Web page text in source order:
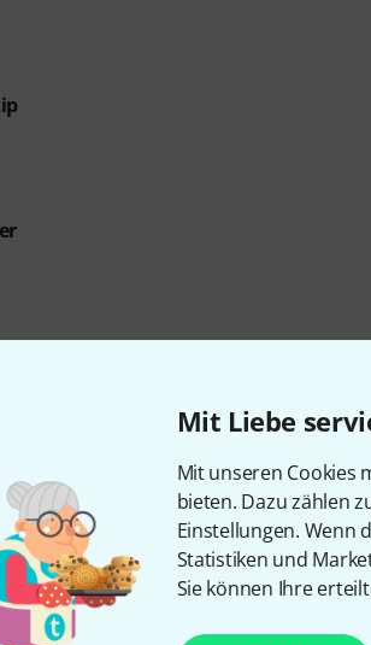
Mit Liebe
Mit unseren Cookies
bieten. Dazu zählen
Einstellungen. Wenn
Statistiken und
Sie können Ihre
von
bis
von
bis